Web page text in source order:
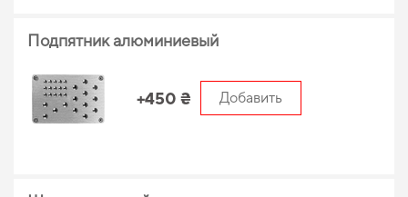
Подпятник алюминиевый
+450 ₴ Добавить